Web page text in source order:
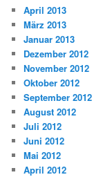
April 2013
März 2013
Januar 2013
Dezember 2012
November 2012
Oktober 2012
September 2012
August 2012
Juli 2012
Juni 2012
Mai 2012
April 2012